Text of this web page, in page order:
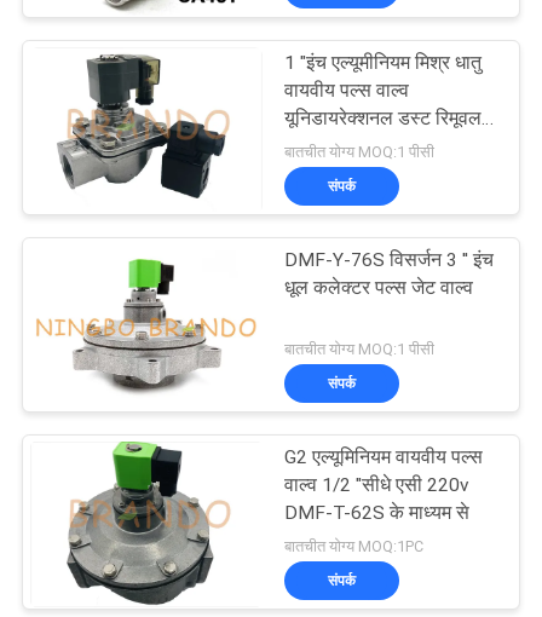
COMPANY
NEWS
साइटमैप
सोलेनॉइड वाल्व कुंडल
सोलेनॉइड वाल्व आर्मेचर
495
पल्स जेट वाल्व
1184
1 "इंच एल्यूमीनियम मिश्र धातु
वायवीय पल्स वाल्व
यूनिडायरेक्शनल डस्ट रिमूवल
RCA25T
बातचीत योग्य MOQ:1 पीसी
संपर्क
DMF-Y-76S विसर्जन 3 '' इंच
धूल कलेक्टर पल्स जेट वाल्व
बातचीत योग्य MOQ:1 पीसी
संपर्क
G2 एल्यूमिनियम वायवीय पल्स
वाल्व 1/2 "सीधे एसी 220v
DMF-T-62S के माध्यम से
बातचीत योग्य MOQ:1PC
संपर्क